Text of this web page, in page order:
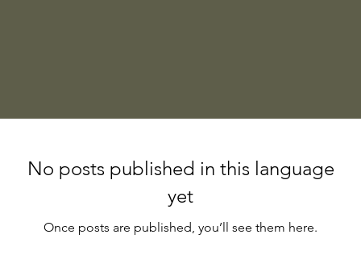
No posts published in this language
yet
Once posts are published, you’ll see them here.